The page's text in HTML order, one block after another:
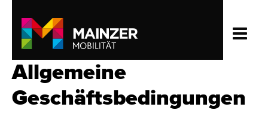
Allgemeine
Geschäftsbedingungen